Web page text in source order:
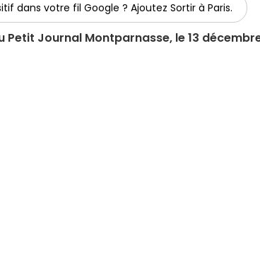
dans votre fil Google ? Ajoutez Sortir à Paris.
Petit Journal Montparnasse, le 13